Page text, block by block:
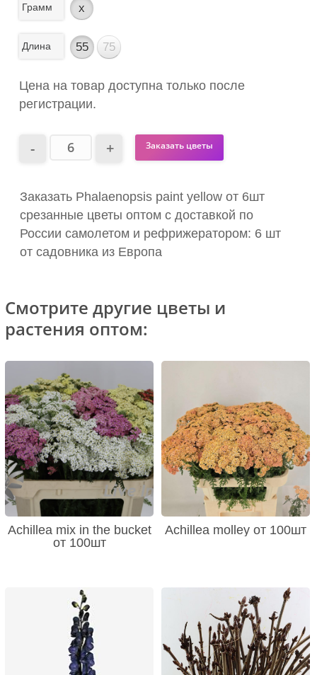
Грамм x
Длина 55 75
Цена на товар доступна только после
регистрации.
Заказать цветы
Заказать Phalaenopsis paint yellow от 6шт
срезанные цветы оптом с доставкой по
России самолетом и рефрижератором: 6 шт
от садовника из Европа
Смотрите другие цветы и
растения оптом:
Achillea mix in the bucket
от 100шт
Achillea molley от 100шт